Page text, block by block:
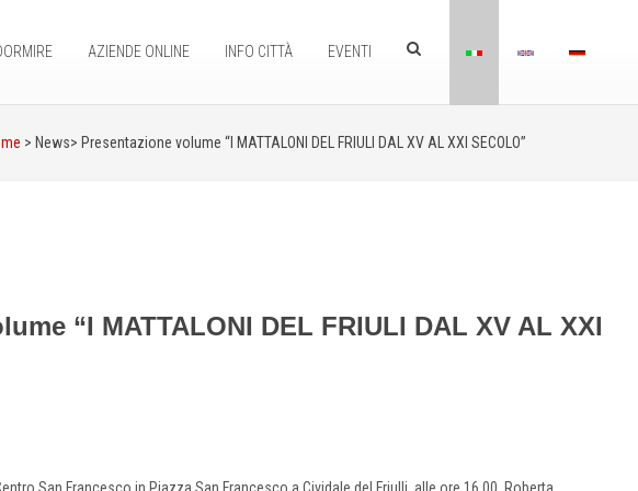
AZIENDE ONLINE INFO CITTÀ EVENTI
> News> Presentazione volume “I MATTALONI DEL FRIULI DAL XV AL XXI SECOLO”
“I MATTALONI DEL FRIULI DAL XV AL XXI